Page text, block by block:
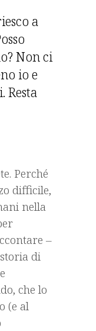
a
Non ci
io e
Resta
Perché
difficile,
nella
–
di
che lo
(e al